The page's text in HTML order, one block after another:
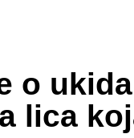
o
lica